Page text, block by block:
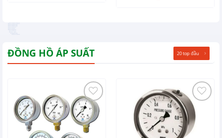
ĐỒNG HỒ ÁP SUẤT 20 top đầu